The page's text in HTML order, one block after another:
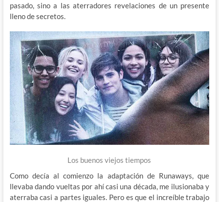
pasado, sino a las aterradores revelaciones de un presente
lleno de secretos.
Los buenos viejos tiempos
Como decía al comienzo la adaptación de Runaways, que
llevaba dando vueltas por ahí casi una década, me ilusionaba y
aterraba casi a partes iguales. Pero es que el increíble trabajo